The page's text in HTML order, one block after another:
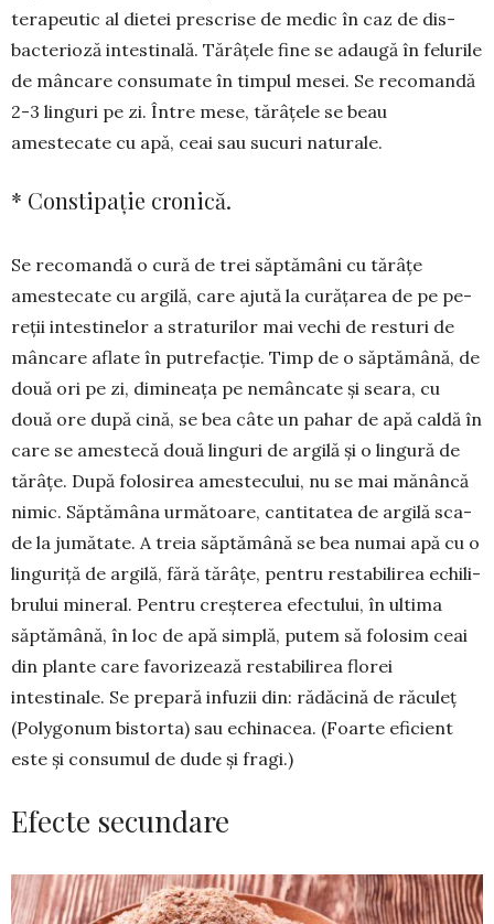
te­rapeutic al dietei pre­scrise de me­dic în caz de dis­
bacterioză in­testinală. Tărâ­ţele fine se adaugă în felurile
de mâncare consumate în tim­pul mesei. Se recomandă
2-3 linguri pe zi. Între mese, tărâ­ţele se beau
amestecate cu apă, ceai sau sucuri naturale.
* Constipație cronică.
Se reco­man­dă o cură de trei săptă­mâni cu tărâțe
amestecate cu argilă, care a­ju­tă la cură­ţa­rea de pe pe­
reţii intes­ti­ne­lor a straturilor mai vechi de resturi de
mân­care aflate în putrefacţie. Timp de o săptămână, de
două ori pe zi, di­mineaţa pe nemâncate şi seara, cu
două ore după cină, se bea câte un pahar de apă caldă în
care se amestecă două linguri de argilă şi o lingură de
tărâţe. După folosirea ames­tecului, nu se mai mănâncă
nimic. Săptă­mâna ur­mă­toare, cantitatea de argilă sca­
de la jumătate. A treia săptămână se bea numai apă cu o
lingu­riţă de argilă, fără tărâţe, pentru restabilirea echi­li­
brului mineral. Pentru creşterea efec­tu­lui, în ul­tima
săptămână, în loc de apă simplă, putem să folosim ceai
din plante care favorizează resta­bilirea florei
intestinale. Se pre­pară infuzii din: rădăcină de răculeţ
(Polygonum bistorta) sau echinacea. (Foarte efi­cient
este și consumul de dude și fragi.)
Efecte secundare